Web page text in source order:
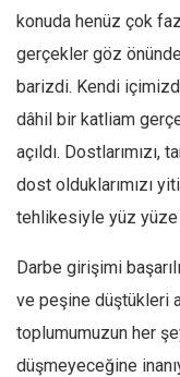
Instagram
YouTube
Editörden
Mahmut Toptaş
Barış Tarımcıoğlu
Ömer Kayani
konuda henüz çok
gerçekler göz
barizdi. Kendi
dâhil bir katliam
açıldı. Dostlarımızı,
dost olduklarımızı
tehlikesiyle yüz
Darbe girişimi
ve peşine düştükleri
toplumumuzun her
düşmeyeceğine